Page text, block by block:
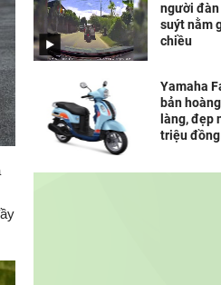
người đàn
suýt nằm
chiều
Yamaha
bản
làng, đẹp
triệu đồng